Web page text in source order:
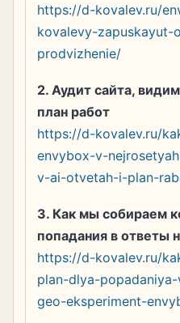
https://d-kovalev.ru/
kovalevy-
prodvizhenie/
2. Аудит сайта,
план работ
https://d-kovalev.ru/
envybox-v-
v-ai-otvetah-i-plan-
3. Как мы собираем
попадания в ответы
https://d-kovalev.ru/
plan-dlya-
geo-eksperiment-